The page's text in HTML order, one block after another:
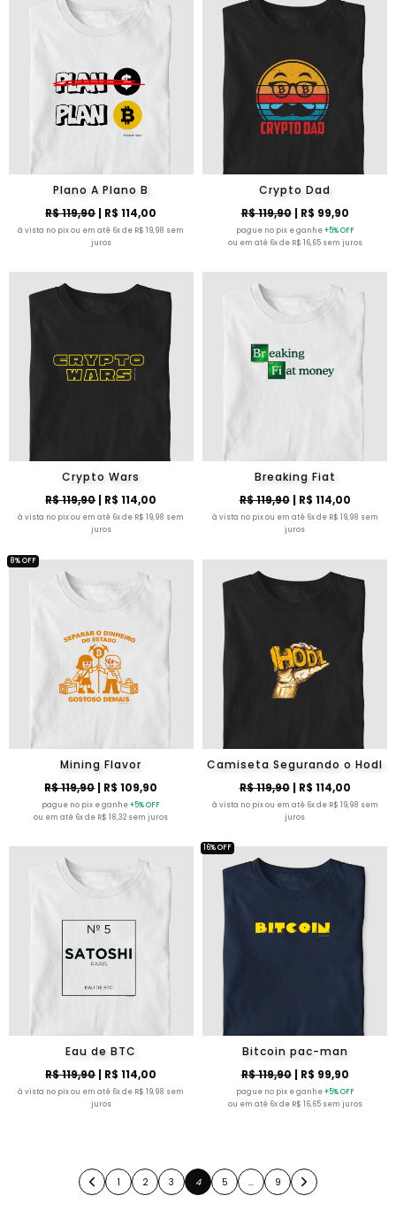
Plano A Plano B
R$ 119,90| R$ 114,00
à vista no pix ou em até 6x de R$ 19,98 sem
juros
Crypto Dad
R$ 119,90| R$ 99,90
pague no pix e ganhe+5% OFF
ou em até 6x de R$ 16,65 sem juros
Crypto Wars
R$ 119,90| R$ 114,00
à vista no pix ou em até 6x de R$ 19,98 sem
juros
Breaking Fiat
R$ 119,90| R$ 114,00
à vista no pix ou em até 6x de R$ 19,98 sem
juros
Mining Flavor
R$ 119,90| R$ 109,90
pague no pix e ganhe+5% OFF
ou em até 6x de R$ 18,32 sem juros
8% OFF
Camiseta Segurando o Hodl
R$ 119,90| R$ 114,00
à vista no pix ou em até 6x de R$ 19,98 sem
juros
Eau de BTC
R$ 119,90| R$ 114,00
à vista no pix ou em até 6x de R$ 19,98 sem
juros
Bitcoin pac-man
R$ 119,90| R$ 99,90
pague no pix e ganhe+5% OFF
ou em até 6x de R$ 16,65 sem juros
16% OFF
1 2 3 4 5 … 9